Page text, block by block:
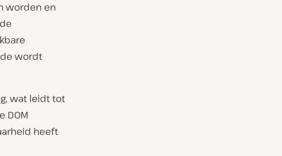
worden en
wordt
wat leidt tot
DOM
heeft